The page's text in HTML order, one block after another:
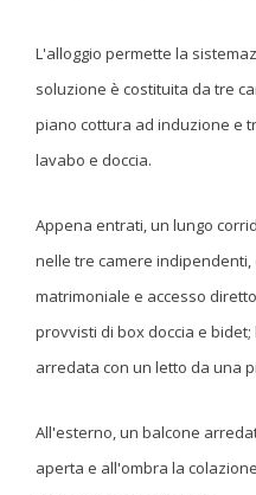
L'alloggio permette la
soluzione è costituita da tre
piano cottura ad induzione e
lavabo e doccia.
Appena entrati, un lungo
nelle tre camere indipendenti,
matrimoniale e accesso
provvisti di box doccia e
arredata con un letto da una
All'esterno, un balcone
aperta e all'ombra la